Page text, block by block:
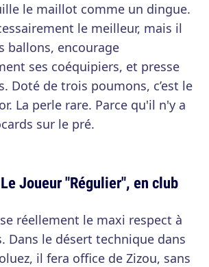
le maillot comme un dingue.
le meilleur, mais il
ballons, encourage
ses coéquipiers, et presse
Doté de trois poumons, c’est le
La perle rare. Parce qu'il n'y a
sur le pré.
Joueur "Régulier", en club
réellement le maxi respect à
Dans le désert technique dans
il fera office de Zizou, sans